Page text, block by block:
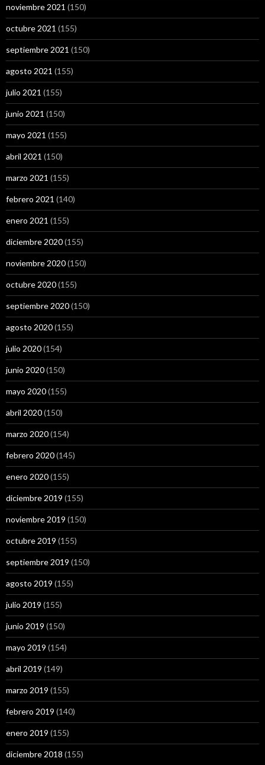
noviembre 2021 (150)
octubre 2021 (155)
septiembre 2021 (150)
agosto 2021 (155)
julio 2021 (155)
junio 2021 (150)
mayo 2021 (155)
abril 2021 (150)
marzo 2021 (155)
febrero 2021 (140)
enero 2021 (155)
diciembre 2020(155)
noviembre 2020(150)
octubre 2020(155)
septiembre 2020(150)
agosto 2020(155)
julio 2020(154)
junio 2020(150)
mayo 2020(155)
abril 2020(150)
marzo 2020(154)
febrero 2020(145)
enero 2020(155)
diciembre 2019 (155)
noviembre 2019 (150)
octubre 2019 (155)
septiembre 2019 (150)
agosto 2019 (155)
julio 2019 (155)
junio 2019 (150)
mayo 2019 (154)
abril 2019 (149)
marzo 2019 (155)
febrero 2019 (140)
enero 2019 (155)
diciembre 2018 (155)